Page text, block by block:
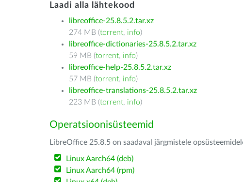
Laadi alla lähtekood
libreoffice-25.8.5.2.tar.xz
274 MB (torrent, info)
libreoffice-dictionaries-25.8.5.2.tar.xz
59 MB (torrent, info)
libreoffice-help-25.8.5.2.tar.xz
57 MB (torrent, info)
libreoffice-translations-25.8.5.2.tar.xz
223 MB (torrent, info)
Operatsioonisüsteemid
LibreOffice 25.8.5 on saadaval järgmistele
Linux Aarch64 (deb)
Linux Aarch64 (rpm)